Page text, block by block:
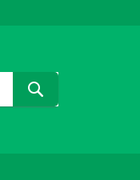
ΜΕ